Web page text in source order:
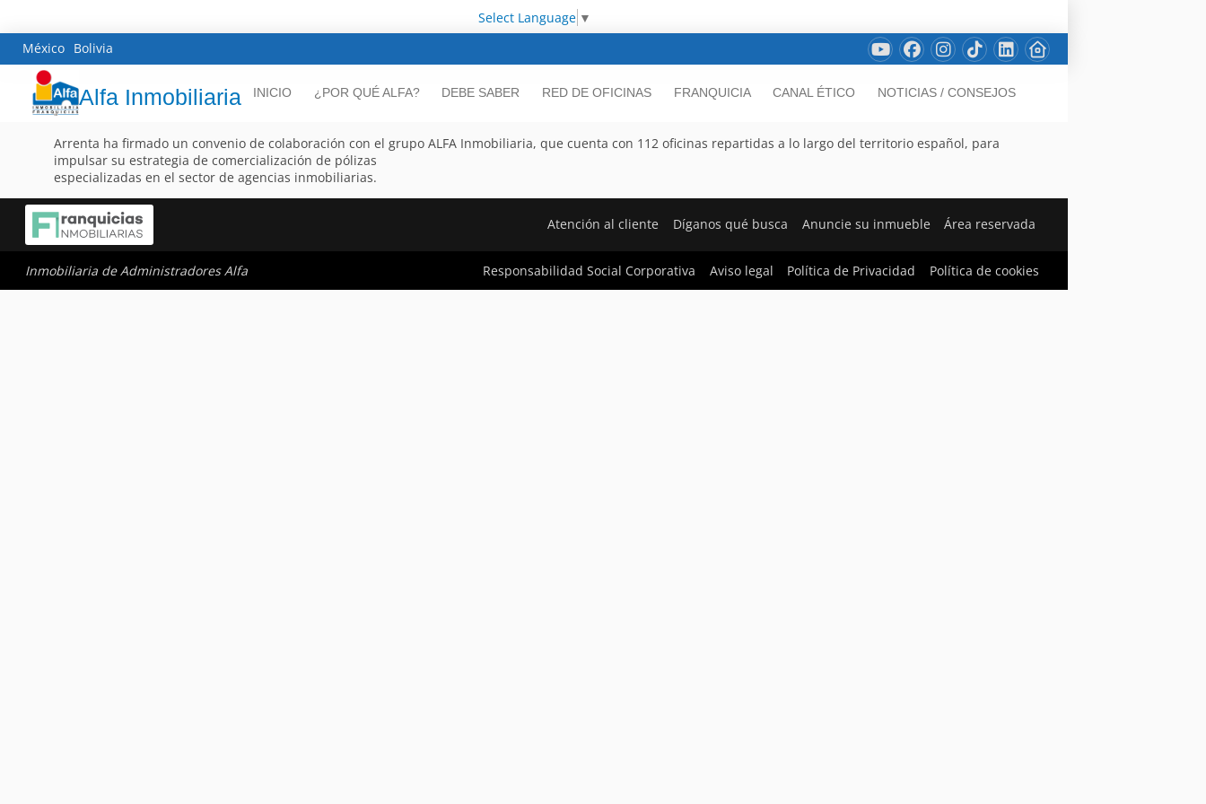
Select Language ▼
México Bolivia
Alfa Inmobiliaria INICIO ¿POR QUÉ ALFA? DEBE SABER RED DE OFICINAS FRANQUICIA CANAL ÉTICO NOTICIAS / CONSEJOS
Arrenta ha firmado un convenio de colaboración con el grupo ALFA Inmobiliaria, que cuenta con 112 oficinas repartidas a lo largo del territorio español, para
impulsar su estrategia de comercialización de pólizas
especializadas en el sector de agencias inmobiliarias.
Atención al cliente Díganos qué busca Anuncie su inmueble Área reservada
Inmobiliaria de Administradores Alfa Responsabilidad Social Corporativa Aviso legal Política de Privacidad Política de cookies